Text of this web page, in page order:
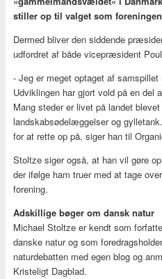
stiller op til valget som
Dermed bliver den siddende
udfordret af både vicepræsident
- Jeg er meget optaget af
Udviklingen har gjort vold på en
Mang steder er livet på landet
landskabsødelæggelser og
for at rette op på, siger han til
Stoltze siger også, at han vil gøre
der ifølge ham truer med at tage
forening.
Adskillige bøger om dansk natur
Michael Stoltze er kendt som
danske natur og som
naturdebatten med egen blog og
Kristeligt Dagblad.